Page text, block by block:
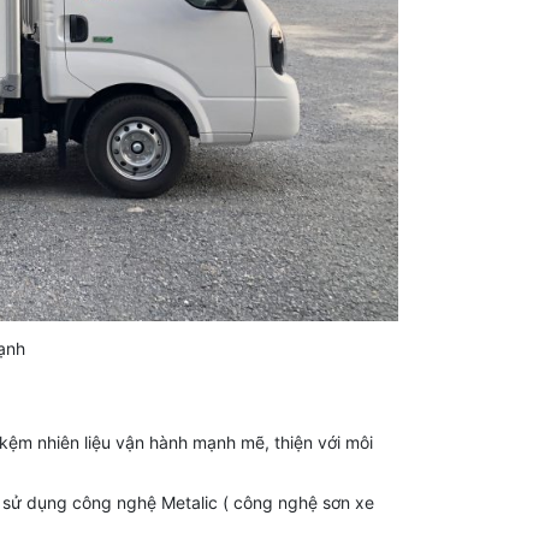
nhiên liệu vận hành mạnh mẽ, thiện với môi
dụng công nghệ Metalic ( công nghệ sơn xe